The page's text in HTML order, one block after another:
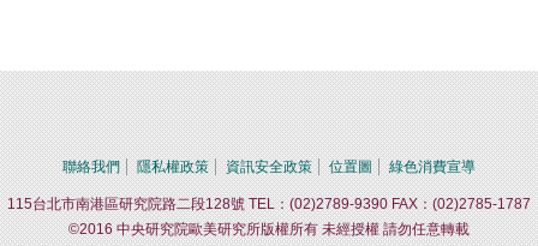
聯絡我們 隱私權政策 資訊安全政策 位置圖 綠色消費宣導
115台北市南港區研究院路二段128號 TEL：(02)2789-9390 FAX：(02)2785-1787
©2016 中央研究院歐美研究所版權所有 未經授權 請勿任意轉載